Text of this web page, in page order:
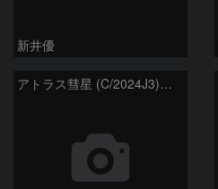
新井優
アトラス彗星 (C/2024J3)：2026/07/26